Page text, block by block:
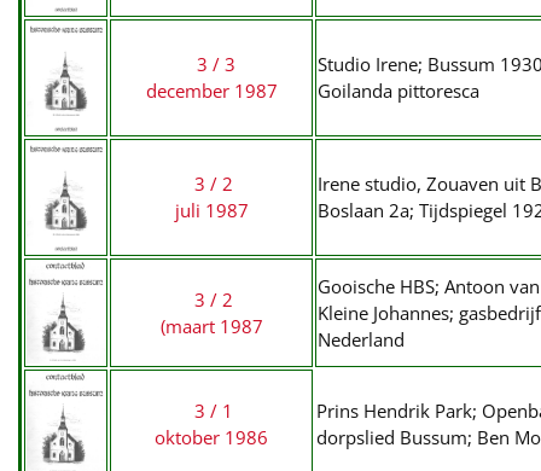
3 / 3
december 1987
Studio Irene; Bussum
Goilanda pittoresca
3 / 2
juli 1987
Irene studio, Zouaven uit
Boslaan 2a; Tijdspiegel
3 / 2
(maart 1987
Gooische HBS; Antoon
Kleine Johannes;
Nederland
3 / 1
oktober 1986
Prins Hendrik Park;
dorpslied Bussum; Ben